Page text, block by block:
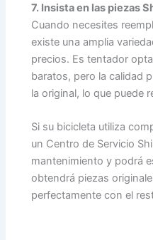
7. Insista en las piezas
Cuando necesites
existe una amplia
precios. Es tentador
baratos, pero la calidad
la original, lo que puede
Si su bicicleta utiliza
un Centro de Servicio
mantenimiento y podrá
obtendrá piezas
perfectamente con el